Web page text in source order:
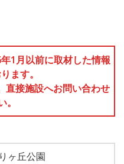
1月以前に取材した情報
ます。
直接施設へお問い合わせ
。
ヶ丘公園